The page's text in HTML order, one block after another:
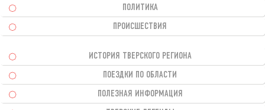
ПОЛИТИКА
ПРОИСШЕСТВИЯ
ИСТОРИЯ ТВЕРСКОГО РЕГИОНА
ПОЕЗДКИ ПО ОБЛАСТИ
ПОЛЕЗНАЯ ИНФОРМАЦИЯ